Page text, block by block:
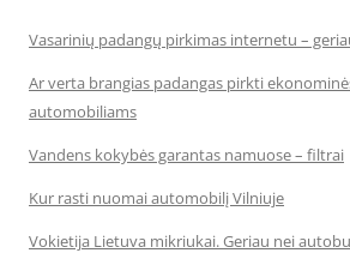
Vasarinių padangų pirkimas internetu –
Ar verta brangias padangas pirkti
automobiliams
Vandens kokybės garantas namuose – filtrai
Kur rasti nuomai automobilį Vilniuje
Vokietija Lietuva mikriukai. Geriau nei